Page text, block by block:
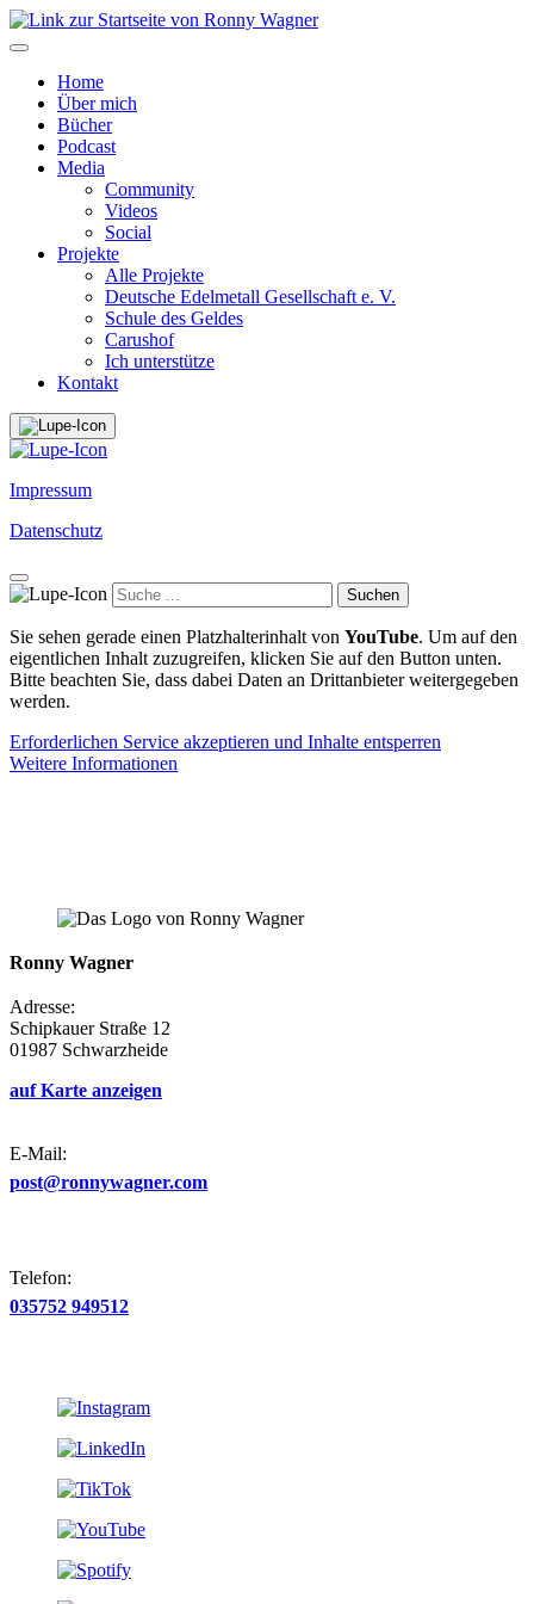
Home
Über mich
Bücher
Podcast
Media
Community
Videos
Social
Projekte
Alle Projekte
Deutsche Edelmetall Gesellschaft e. V.
Schule des Geldes
Carushof
Ich unterstütze
Kontakt
Impressum
Datenschutz
Suchen
Sie sehen gerade einen Platzhalterinhalt von YouTube. Um auf den
eigentlichen Inhalt zuzugreifen, klicken Sie auf den Button unten.
Bitte beachten Sie, dass dabei Daten an Drittanbieter weitergegeben
werden.
Erforderlichen Service akzeptieren und Inhalte entsperren
Weitere Informationen
Ronny Wagner
Adresse:
Schipkauer Straße 12
01987 Schwarzheide
auf Karte anzeigen
E-Mail:
post@ronnywagner.com
Telefon:
035752 949512